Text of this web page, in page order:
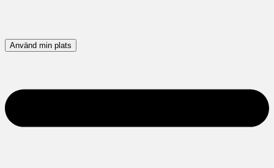
Använd min plats